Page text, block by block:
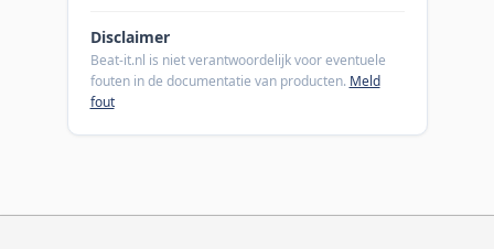
Disclaimer
Beat-it.nl is niet verantwoordelijk voor eventuele
fouten in de documentatie van producten. Meld
fout